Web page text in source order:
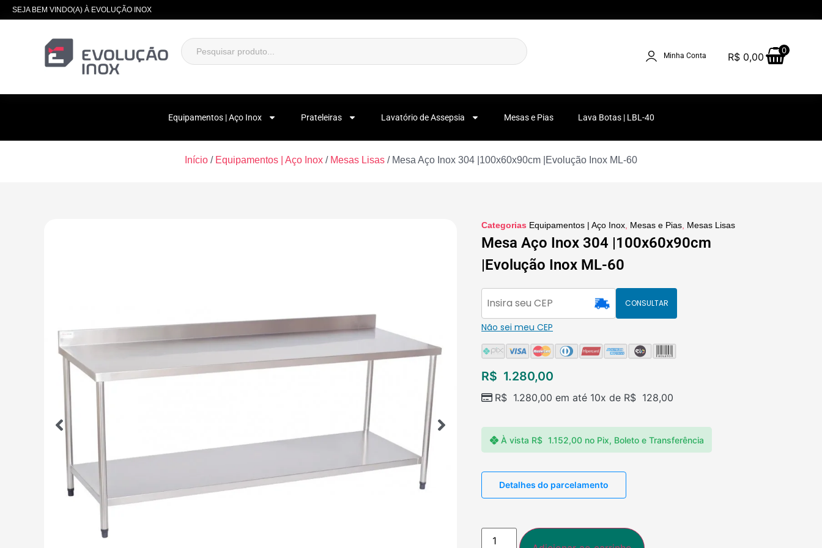
SEJA BEM VINDO(A) À EVOLUÇÃO INOX
Minha Conta R$0,00
0
Equipamentos | Aço Inox Prateleiras Lavatório de Assepsia Mesas e Pias Lava Botas | LBL-40
Início / Equipamentos | Aço Inox / Mesas Lisas / Mesa Aço Inox 304 |100x60x90cm |Evolução Inox ML-60
Categorias Equipamentos | Aço Inox Mesas e Pias Mesas Lisas
Mesa Aço Inox 304 |100x60x90cm
|Evolução Inox ML-60
CONSULTAR
Não sei meu CEP
R$ 1.280,00
R$ 1.280,00 em até 10x de R$ 128,00
À vista R$ 1.152,00 no Pix, Boleto e Transferência
Detalhes do parcelamento